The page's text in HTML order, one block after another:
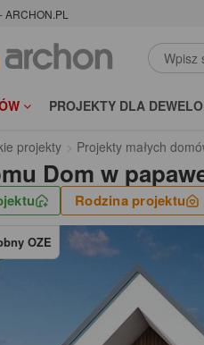
ARCHON.PL
PROJEKTY DLA
projekty Projekty małych
Dom w
Rodzina projektu
OZE